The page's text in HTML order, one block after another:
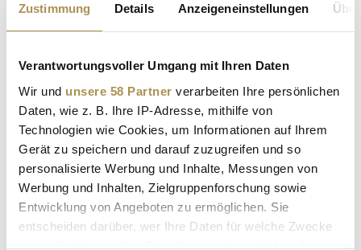
Zustimmung Details Anzeigeneinstellungen
Verantwortungsvoller Umgang mit Ihren Daten
Wir und unsere 58 Partner verarbeiten Ihre persönlichen
Daten, wie z. B. Ihre IP-Adresse, mithilfe von
Technologien wie Cookies, um Informationen auf Ihrem
Gerät zu speichern und darauf zuzugreifen und so
personalisierte Werbung und Inhalte, Messungen von
Werbung und Inhalten, Zielgruppenforschung sowie
Entwicklung von Angeboten zu ermöglichen. Sie
entscheiden darüber, wer Ihre Daten für welche Zwecke